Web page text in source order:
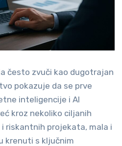
često zvuči kao dugotrajan
pokazuje da se prve
inteligencije i AI
kroz nekoliko ciljanih
riskantnih projekata, mala i
krenuti s ključnim